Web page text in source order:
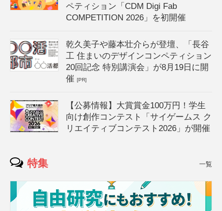
ペティション「CDM Digi Fab
COMPETITION 2026」を初開催
乾久美子や藤本壮介らが登壇、「長谷
工 住まいのデザインコンペティション
20回記念 特別講演会」が8月19日に開
催[PR]
【公募情報】大賞賞金100万円！学生
向け創作コンテスト「サイゲームス ク
リエイティブコンテスト2026」が開催
特集 一覧